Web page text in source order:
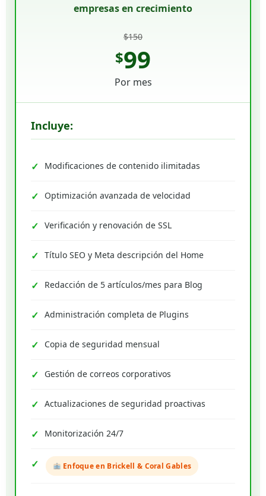
empresas en crecimiento
$150
$99
Por mes
Incluye:
Modificaciones de contenido ilimitadas
Optimización avanzada de velocidad
Verificación y renovación de SSL
Título SEO y Meta descripción del Home
Redacción de 5 artículos/mes para Blog
Administración completa de Plugins
Copia de seguridad mensual
Gestión de correos corporativos
Actualizaciones de seguridad proactivas
Monitorización 24/7
Enfoque en Brickell & Coral Gables